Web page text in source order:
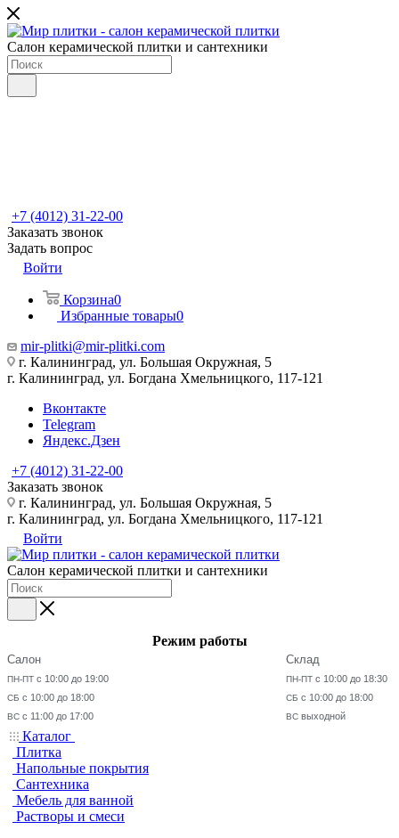
Салон керамической плитки и сантехники
+7 (4012) 31-22-00
Заказать звонок
Задать вопрос
Войти
Корзина0
Избранные товары0
mir-plitki@mir-plitki.com
г. Калининград, ул. Большая Окружная, 5
г. Калининград, ул. Богдана Хмельницкого, 117-121
Вконтакте
Telegram
Яндекс.Дзен
+7 (4012) 31-22-00
Заказать звонок
г. Калининград, ул. Большая Окружная, 5
г. Калининград, ул. Богдана Хмельницкого, 117-121
Войти
Салон керамической плитки и сантехники
Режим работы
Салон
ПН-ПТ с 10:00 до 19:00
СБ с 10:00 до 18:00
ВС с 11:00 до 17:00
Склад
ПН-ПТ с 10:00 до 18:30
СБ с 10:00 до 18:00
ВС выходной
Каталог
Плитка
Напольные покрытия
Сантехника
Мебель для ванной
Растворы и смеси